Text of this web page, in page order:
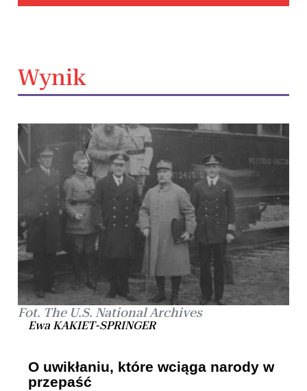
Wynik
Fot. The U.S. National Archives
Ewa KAKIET-SPRINGER
O uwikłaniu, które wciąga narody w
przepaść